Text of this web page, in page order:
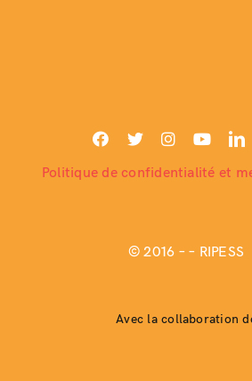
Politique de confidentialité et
© 2016 –– RIPESS
Avec la collaboration